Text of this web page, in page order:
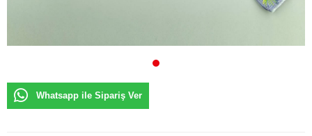
Whatsapp ile Sipariş Ver